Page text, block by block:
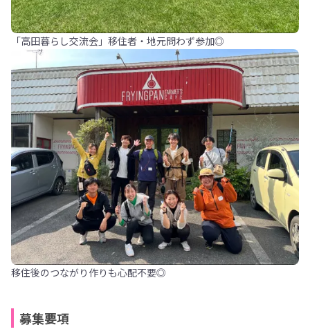
「高田暮らし交流会」移住者・地元問わず参加◎
移住後のつながり作りも心配不要◎
募集要項